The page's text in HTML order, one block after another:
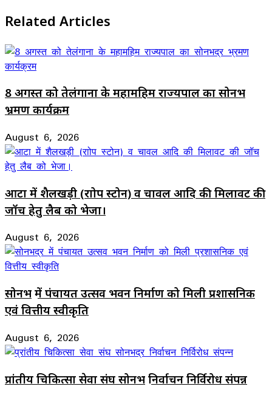
Related Articles
8 अगस्त को तेलंगाना के महामहिम राज्यपाल का सोनभद्र
भ्रमण कार्यक्रम
August 6, 2026
आटा में शैलखड़ी (राोप स्टोन) व चावल आदि की मिलावट की
जॉच हेतु लैब को भेजा।
August 6, 2026
सोनभद्र में पंचायत उत्सव भवन निर्माण को मिली प्रशासनिक
एवं वित्तीय स्वीकृति
August 6, 2026
प्रांतीय चिकित्सा सेवा संघ सोनभद्र निर्वाचन निर्विरोध संपन्न